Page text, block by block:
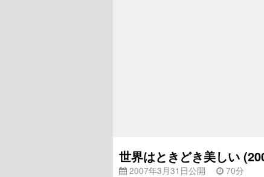
世界はときどき美しい
2007年3月31日公開 70分